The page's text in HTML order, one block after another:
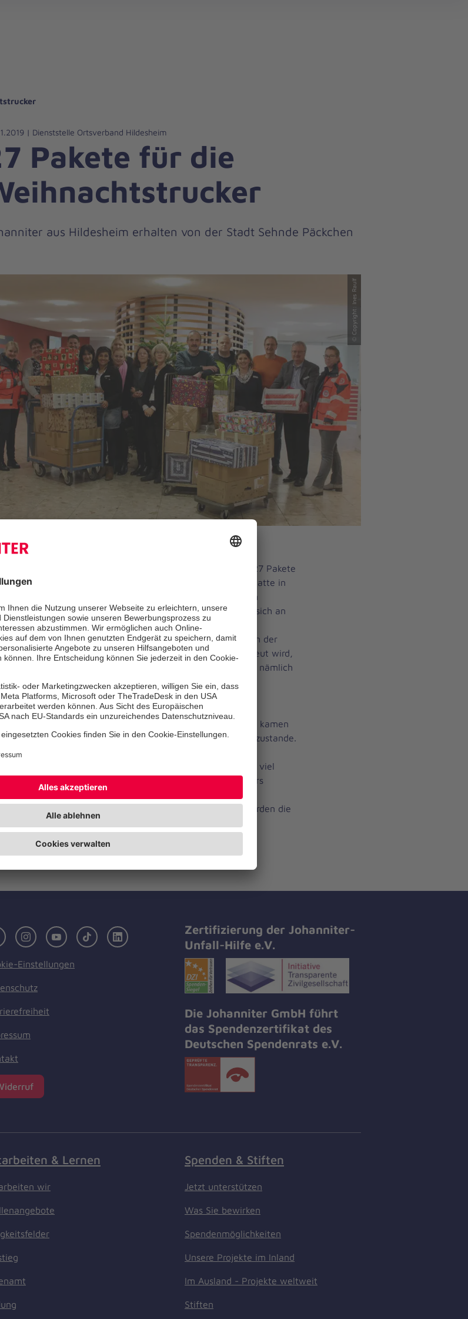
| Dienststelle Ortsverband Hildesheim
Pakete für die
aus Hildesheim erhalten von der Stadt Sehnde Päckchen
© Copyright: Ines Raulf
Gestern konnten die Johanniter aus Hildesheim 27 Pakete
im Rathaus in Sehnde abholen. Die Verwaltung hatte in
den eigenen Reihen gesammelt und sogar in den
städtischen Kitas wurde eifrig gepackt. Die Idee sich an
der Hilfsaktion Johanniter-Weihnachtstrucker zu
beteiligen, hatte eine Mitarbeiterin, deren Kind in der
Johanniter-Kita Ostendkinder in Hildesheim betreut wird,
in die Belegschaft gebracht. In der Kita hatte sie nämlich
von den Weihnachtstruckern erfahren.
Von der Aktion überzeugt, beteiligten sich alle
Fachdienste und städtische Einrichtungen und so kamen
insgesamt 27 teils liebevoll dekorierte Päckchen zustande.
Bürgermeister Olaf Kruse: „Es hat uns allen sehr viel
Spaß gemacht die Päckchen zu packen. Besonders
wertvoll ist für uns, dass die Pakete direkt an die
bedürftigen Familien übergeben werden. Wir werden die
FacebookInstagramYoutubeTikTok LinkedIn
Einstellungen
Zertifizierung der Johanniter-
Unfall-Hilfe e.V.
Die Johanniter GmbH führt
das Spendenzertifikat des
Deutschen Spendenrats e.V.
& Lernen
wir
Spenden & Stiften
Jetzt unterstützen
Was Sie bewirken
Spendenmöglichkeiten
Unsere Projekte im Inland
Im Ausland - Projekte weltweit
Stiften